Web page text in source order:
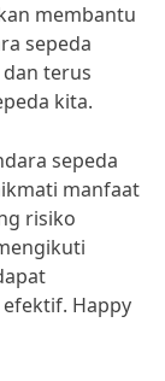
membantu
sepeda
terus
kita.
sepeda
manfaat
risiko
Happy